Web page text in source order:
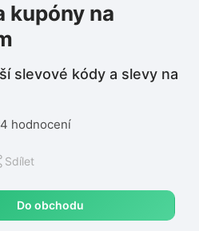
Sdílet
Do obchodu
kupóny na
slevové kódy a slevy na
hodnocení